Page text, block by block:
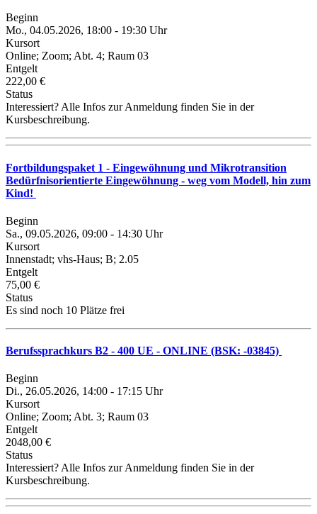
Beginn
Mo., 04.05.2026, 18:00 - 19:30 Uhr
Kursort
Online; Zoom; Abt. 4; Raum 03
Entgelt
222,00 €
Status
Interessiert? Alle Infos zur Anmeldung finden Sie in der
Kursbeschreibung.
Fortbildungspaket 1 - Eingewöhnung und Mikrotransition
Bedürfnisorientierte Eingewöhnung - weg vom Modell, hin zum
Kind!
Beginn
Sa., 09.05.2026, 09:00 - 14:30 Uhr
Kursort
Innenstadt; vhs-Haus; B; 2.05
Entgelt
75,00 €
Status
Es sind noch 10 Plätze frei
Berufssprachkurs B2 - 400 UE - ONLINE (BSK: -03845)
Beginn
Di., 26.05.2026, 14:00 - 17:15 Uhr
Kursort
Online; Zoom; Abt. 3; Raum 03
Entgelt
2048,00 €
Status
Interessiert? Alle Infos zur Anmeldung finden Sie in der
Kursbeschreibung.